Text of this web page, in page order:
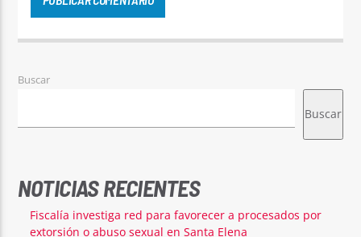
Buscar
Buscar
NOTICIAS RECIENTES
Fiscalía investiga red para favorecer a procesados por
extorsión o abuso sexual en Santa Elena